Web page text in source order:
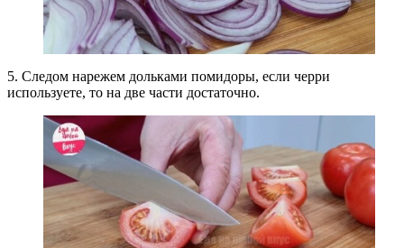
5. Следом нарежем дольками помидоры, если черри
используете, то на две части достаточно.